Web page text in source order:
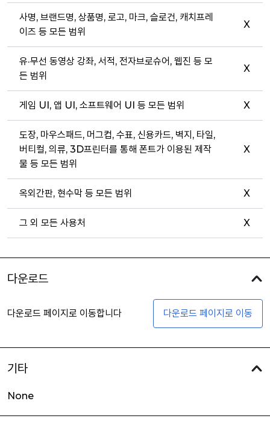
사명, 브랜드명, 상품명, 로고, 마크, 슬로건, 캐치프레
이즈 등 모든 범위
X
유·무선 동영상 강좌, 서적, 전자브로슈어, 웹진 등 모
든 범위
X
게임 UI, 앱 UI, 소프트웨어 UI 등 모든 범위 X
도장, 마우스패드, 머그컵, 수표, 신용카드, 벽지, 타일,
버티컬, 의류, 3D프린터를 통해 폰트가 이용된 제작
물 등 모든 범위
X
옥외간판, 현수막 등 모든 범위 X
그 외 모든 사용처 X
다운로드
다운로드 페이지로 이동합니다 다운로드 페이지로 이동
기타
None